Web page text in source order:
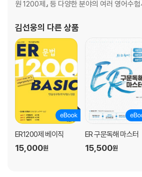
원 1200제』 등 다양한 분야의 여러 영어수
김선웅의 다른 상품
ER1200제 베이직
15,000원
ER 구문독해 마스터
15,500원